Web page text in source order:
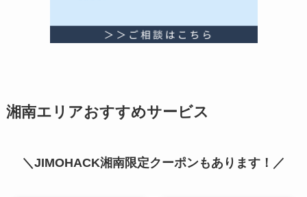
湘南エリアおすすめサービス
＼JIMOHACK湘南限定クーポンもあります！／